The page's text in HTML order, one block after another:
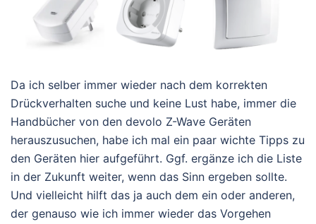
Da ich selber immer wieder nach dem korrekten
Drückverhalten suche und keine Lust habe, immer die
Handbücher von den devolo Z-Wave Geräten
herauszusuchen, habe ich mal ein paar wichte Tipps zu
den Geräten hier aufgeführt. Ggf. ergänze ich die Liste
in der Zukunft weiter, wenn das Sinn ergeben sollte.
Und vielleicht hilft das ja auch dem ein oder anderen,
der genauso wie ich immer wieder das Vorgehen